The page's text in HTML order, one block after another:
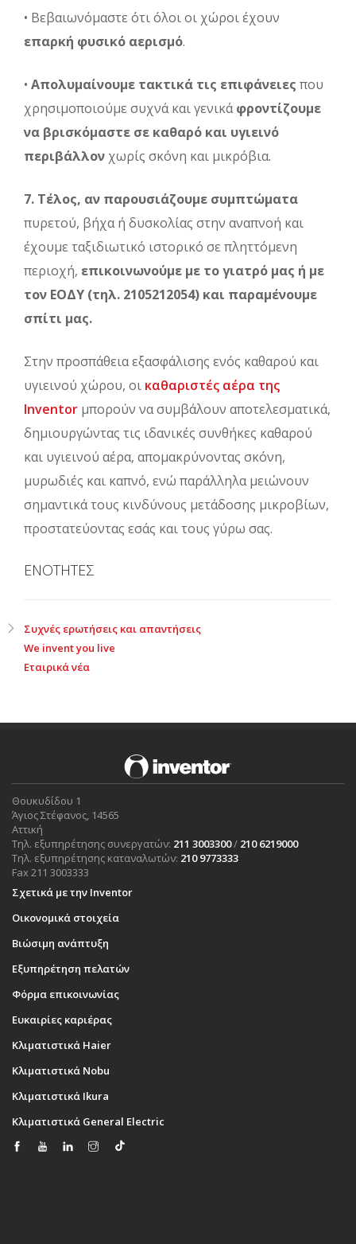
• Βεβαιωνόμαστε ότι όλοι οι χώροι έχουν
επαρκή φυσικό αερισμό.
• Απολυμαίνουμε τακτικά τις επιφάνειες που
χρησιμοποιούμε συχνά και γενικάφροντίζουμε
να βρισκόμαστε σε καθαρό και υγιεινό
περιβάλλον χωρίς σκόνη και μικρόβια.
7. Τέλος, αν παρουσιάζουμε συμπτώματα
πυρετού, βήχα ή δυσκολίας στην αναπνοή και
έχουμε ταξιδιωτικό ιστορικό σε πληττόμενη
περιοχή, επικοινωνούμε με το γιατρό μας ή με
τον ΕΟΔΥ (τηλ. 2105212054) και παραμένουμε
σπίτι μας.
Στην προσπάθεια εξασφάλισης ενός καθαρού και
υγιεινού χώρου, οι καθαριστές αέρα της
Inventor μπορούν να συμβάλουν αποτελεσματικά,
δημιουργώντας τις ιδανικές συνθήκες καθαρού
και υγιεινού αέρα, απομακρύνοντας σκόνη,
μυρωδιές και καπνό, ενώ παράλληλα μειώνουν
σημαντικά τους κινδύνους μετάδοσης μικροβίων,
προστατεύοντας εσάς και τους γύρω σας.
ΕΝΟΤΗΤΕΣ
Συχνές ερωτήσεις και απαντήσεις
We invent you live
Εταιρικά νέα
Θουκυδίδου 1
Άγιος Στέφανος, 14565
Αττική
Τηλ. εξυπηρέτησης συνεργατών: 211 3003300/ 210 6219000
Τηλ. εξυπηρέτησης καταναλωτών: 210 9773333
Fax 211 3003333
Σχετικά με την Inventor
Οικονομικά στοιχεία
Βιώσιμη ανάπτυξη
Εξυπηρέτηση πελατών
Φόρμα επικοινωνίας
Ευκαιρίες καριέρας
Κλιματιστικά Haier
Κλιματιστικά Nobu
Κλιματιστικά Ikura
Κλιματιστικά General Electric